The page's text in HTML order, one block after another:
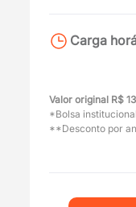
Carga
Valor original R$
*Bolsa
**Desconto por